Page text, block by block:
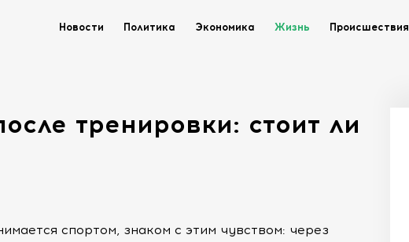
Новости Политика Экономика Жизнь Происшествия
тренировки: стоит ли
спортом, знаком с этим чувством: через